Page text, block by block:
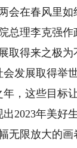
会在春风里如
总理李克强
取得来之极为
发展取得举
，这些目标
2023年美好
无限放大的画